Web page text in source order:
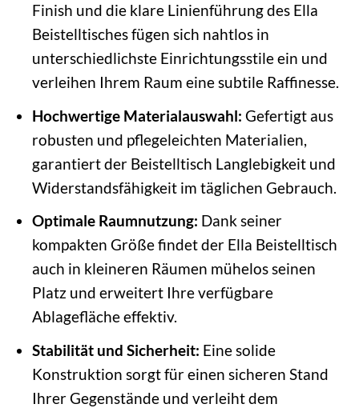
Finish und die klare Linienführung des Ella
Beistelltisches fügen sich nahtlos in
unterschiedlichste Einrichtungsstile ein und
verleihen Ihrem Raum eine subtile Raffinesse.
Hochwertige Materialauswahl: Gefertigt aus
robusten und pflegeleichten Materialien,
garantiert der Beistelltisch Langlebigkeit und
Widerstandsfähigkeit im täglichen Gebrauch.
Optimale Raumnutzung: Dank seiner
kompakten Größe findet der Ella Beistelltisch
auch in kleineren Räumen mühelos seinen
Platz und erweitert Ihre verfügbare
Ablagefläche effektiv.
Stabilität und Sicherheit: Eine solide
Konstruktion sorgt für einen sicheren Stand
Ihrer Gegenstände und verleiht dem